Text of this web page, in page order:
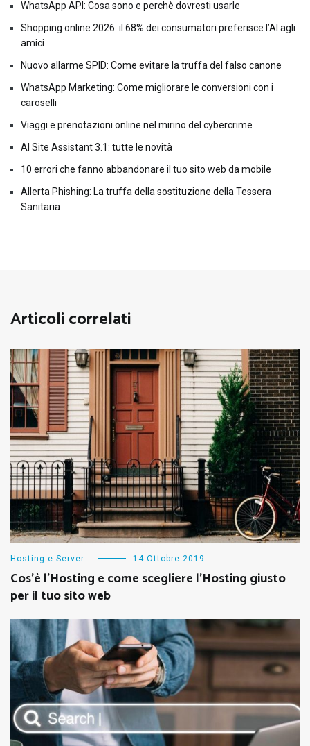
WhatsApp API: Cosa sono e perchè dovresti usarle
Shopping online 2026: il 68% dei consumatori preferisce l’AI agli
amici
Nuovo allarme SPID: Come evitare la truffa del falso canone
WhatsApp Marketing: Come migliorare le conversioni con i
caroselli
Viaggi e prenotazioni online nel mirino del cybercrime
AI Site Assistant 3.1: tutte le novità
10 errori che fanno abbandonare il tuo sito web da mobile
Allerta Phishing: La truffa della sostituzione della Tessera
Sanitaria
Articoli correlati
Hosting e Server 14 Ottobre 2019
Cos’è l’Hosting e come scegliere l’Hosting giusto
per il tuo sito web